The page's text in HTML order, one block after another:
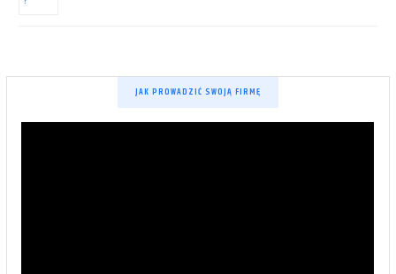
JAK PROWADZIĆ SWOJĄ FIRMĘ